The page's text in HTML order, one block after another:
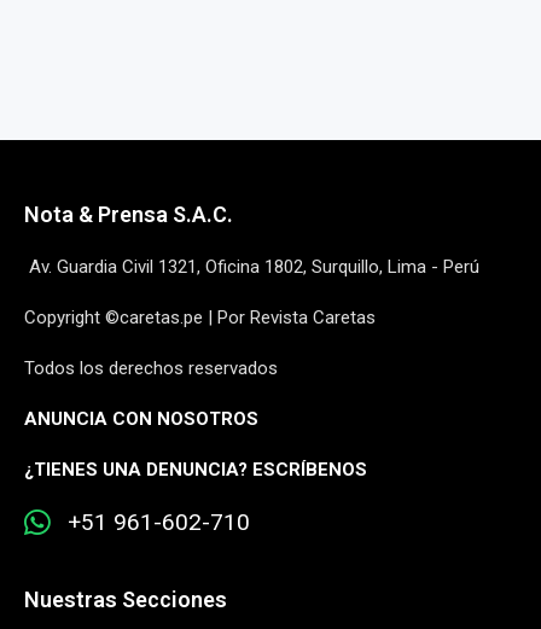
Nota & Prensa S.A.C.
Av. Guardia Civil 1321, Oficina 1802, Surquillo, Lima - Perú
Copyright ©caretas.pe | Por Revista Caretas
Todos los derechos reservados
ANUNCIA CON NOSOTROS
¿TIENES UNA DENUNCIA? ESCRÍBENOS
+51 961-602-710
Nuestras Secciones